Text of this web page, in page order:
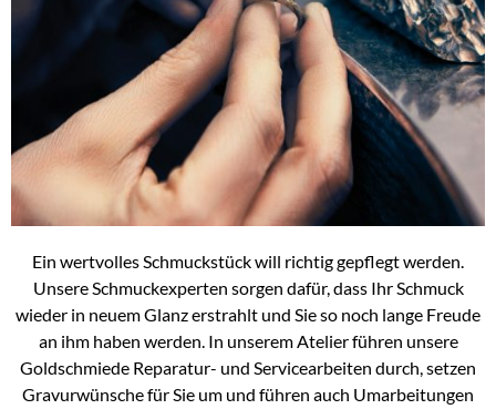
Ein wertvolles Schmuckstück will richtig gepflegt werden.
Unsere Schmuckexperten sorgen dafür, dass Ihr Schmuck
wieder in neuem Glanz erstrahlt und Sie so noch lange Freude
an ihm haben werden. In unserem Atelier führen unsere
Goldschmiede Reparatur- und Servicearbeiten durch, setzen
Gravurwünsche für Sie um und führen auch Umarbeitungen